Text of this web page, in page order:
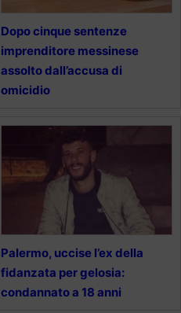
Dopo cinque sentenze
imprenditore messinese
assolto dall’accusa di
omicidio
Palermo, uccise l’ex della
fidanzata per gelosia:
condannato a 18 anni